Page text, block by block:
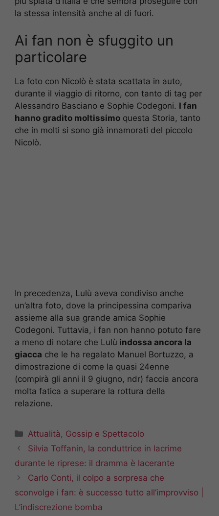
la stessa intensità anche al di fuori.
Ai fan non è sfuggito un
particolare
La foto con Nicolò è stata scattata in auto,
durante il viaggio di ritorno, con tanto di tag per
Alessandro Basciano e Sophie Codegoni. I fan
hanno gradito moltissimo questa Storia, tanto
che in molti si sono già innamorati del piccolo
Nicolò.
In precedenza, Lulù aveva condiviso anche
un’altra foto, dove la principessina compariva
assieme alla sua grande amica Sophie
Codegoni. Tuttavia, i fan non hanno potuto fare
a meno di notare che Lulù indossa ancora la
giacca che le ha regalato Manuel Bortuzzo, a
dimostrazione di come la quasi 24enne
(compirà gli anni il 9 giugno, ndr) faccia ancora
molta fatica a superare la rottura della
relazione.
Categorie
Attualità , Gossip e Spettacolo
Silvia Toffanin, la conduttrice in lacrime
durante le riprese: il dramma è lacerante
Carlo Conti, il colpo a sorpresa che
sconvolge i fan: è successo tutto all’improvviso |
L’indiscrezione bomba